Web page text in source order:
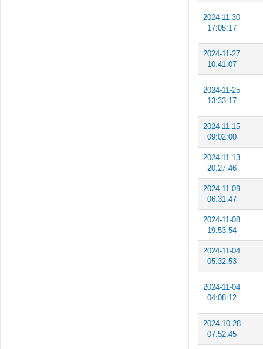
2024-11-30
17:05:17
2024-11-27
10:41:07
2024-11-25
13:33:17
2024-11-15
09:02:00
2024-11-13
20:27:46
2024-11-09
06:31:47
2024-11-08
19:53:54
2024-11-04
05:32:53
2024-11-04
04:08:12
2024-10-28
07:52:45